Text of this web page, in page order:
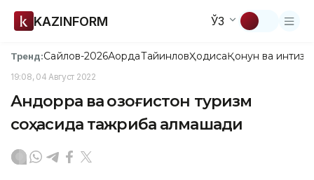
KAZINFORM ЎЗ
Тренд:Сайлов-2026АқордаТайинловҲодисаҚонун ва
19:08, 04 Август 2022
Андорра ва Қозоғистон туризм
соҳасида тажриба алмашади